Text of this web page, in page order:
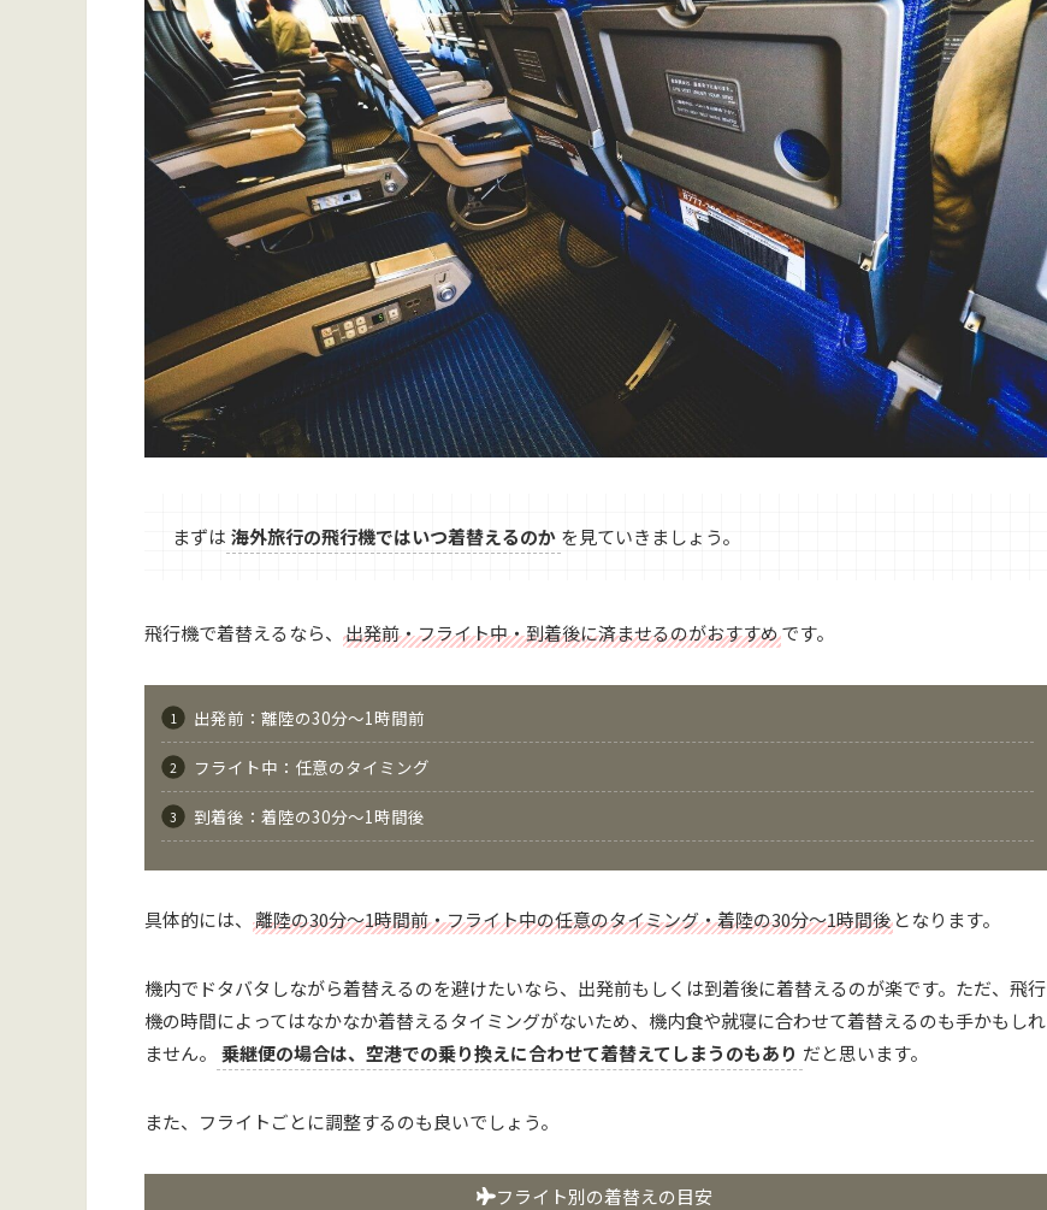
まずは 海外旅行の飛行機ではいつ着替えるのか を見ていきましょう。
飛行機で着替えるなら、 出発前・フライト中・到着後に済ませるのがおすすめです。
出発前：離陸の30分～1時間前
フライト中：任意のタイミング
到着後：着陸の30分～1時間後
具体的には、 離陸の30分～1時間前・フライト中の任意のタイミング・着陸の30分～1時間後 となります。
機内でドタバタしながら着替えるのを避けたいなら、出発前もしくは到着後に着替えるのが楽です。ただ、飛行
機の時間によってはなかなか着替えるタイミングがないため、機内食や就寝に合わせて着替えるのも手かもしれ
ません。
乗継便の場合は、空港での乗り換えに合わせて着替えてしまうのもあり だと思います。
また、フライトごとに調整するのも良いでしょう。
フライト別の着替えの目安